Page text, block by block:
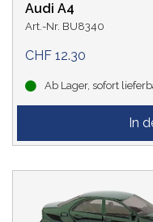
Audi A4
Art.-Nr. BU8340
CHF 12.30
Ab Lager, sofort